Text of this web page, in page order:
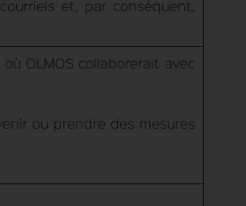
et, par conséquent,
OLMOS collaborerait avec
ou prendre des mesures